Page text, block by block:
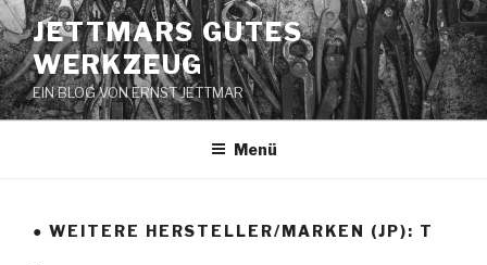
Zum
Inhalt
springen
JETTMARS GUTES
WERKZEUG
EIN BLOG VON ERNST JETTMAR
Menü
● WEITERE HERSTELLER/MARKEN (JP): T